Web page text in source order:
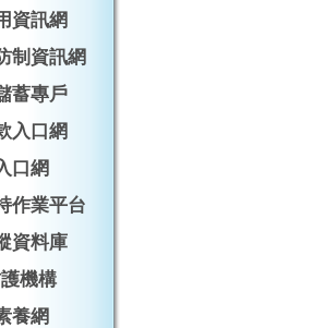
資訊網
制資訊網
蓄專戶
入口網
口網
作業平台
資料庫
機構
養網